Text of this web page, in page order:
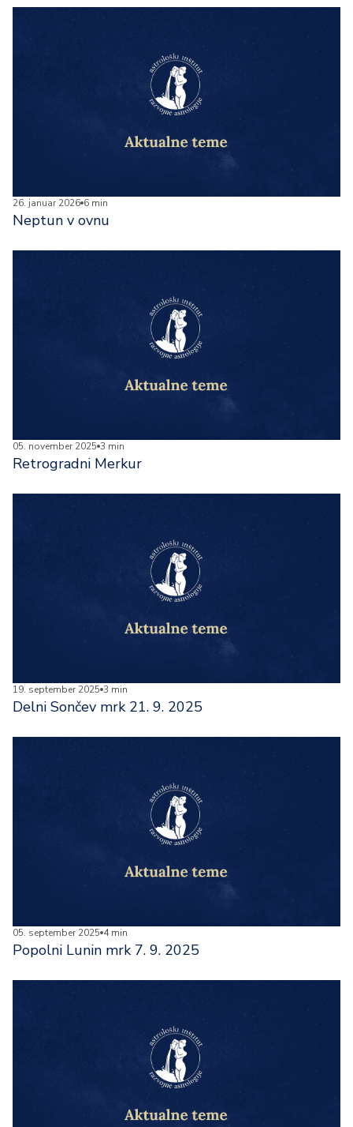
26. januar 2026 6 min
Neptun v ovnu
05. november 2025 3 min
Retrogradni Merkur
19. september 2025 3 min
Delni Sončev mrk 21. 9. 2025
05. september 2025 4 min
Popolni Lunin mrk 7. 9. 2025